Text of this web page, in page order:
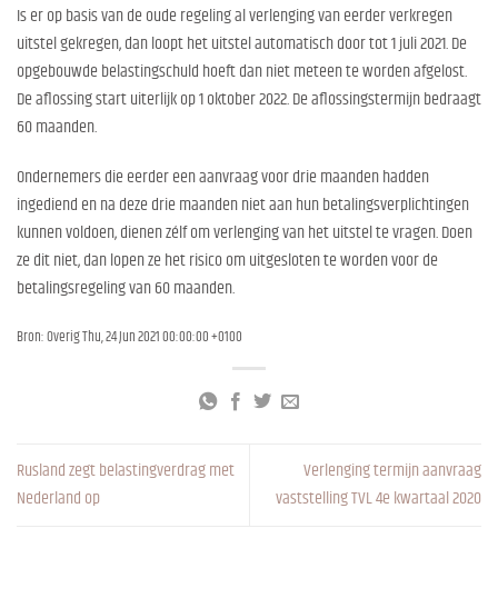
Is er op basis van de oude regeling al verlenging van eerder verkregen
uitstel gekregen, dan loopt het uitstel automatisch door tot 1 juli 2021. De
opgebouwde belastingschuld hoeft dan niet meteen te worden afgelost.
De aflossing start uiterlijk op 1 oktober 2022. De aflossingstermijn bedraagt
60 maanden.
Ondernemers die eerder een aanvraag voor drie maanden hadden
ingediend en na deze drie maanden niet aan hun betalingsverplichtingen
kunnen voldoen, dienen zélf om verlenging van het uitstel te vragen. Doen
ze dit niet, dan lopen ze het risico om uitgesloten te worden voor de
betalingsregeling van 60 maanden.
Bron: Overig Thu, 24 Jun 2021 00:00:00 +0100
Rusland zegt belastingverdrag met
Nederland op
Verlenging termijn aanvraag
vaststelling TVL 4e kwartaal 2020